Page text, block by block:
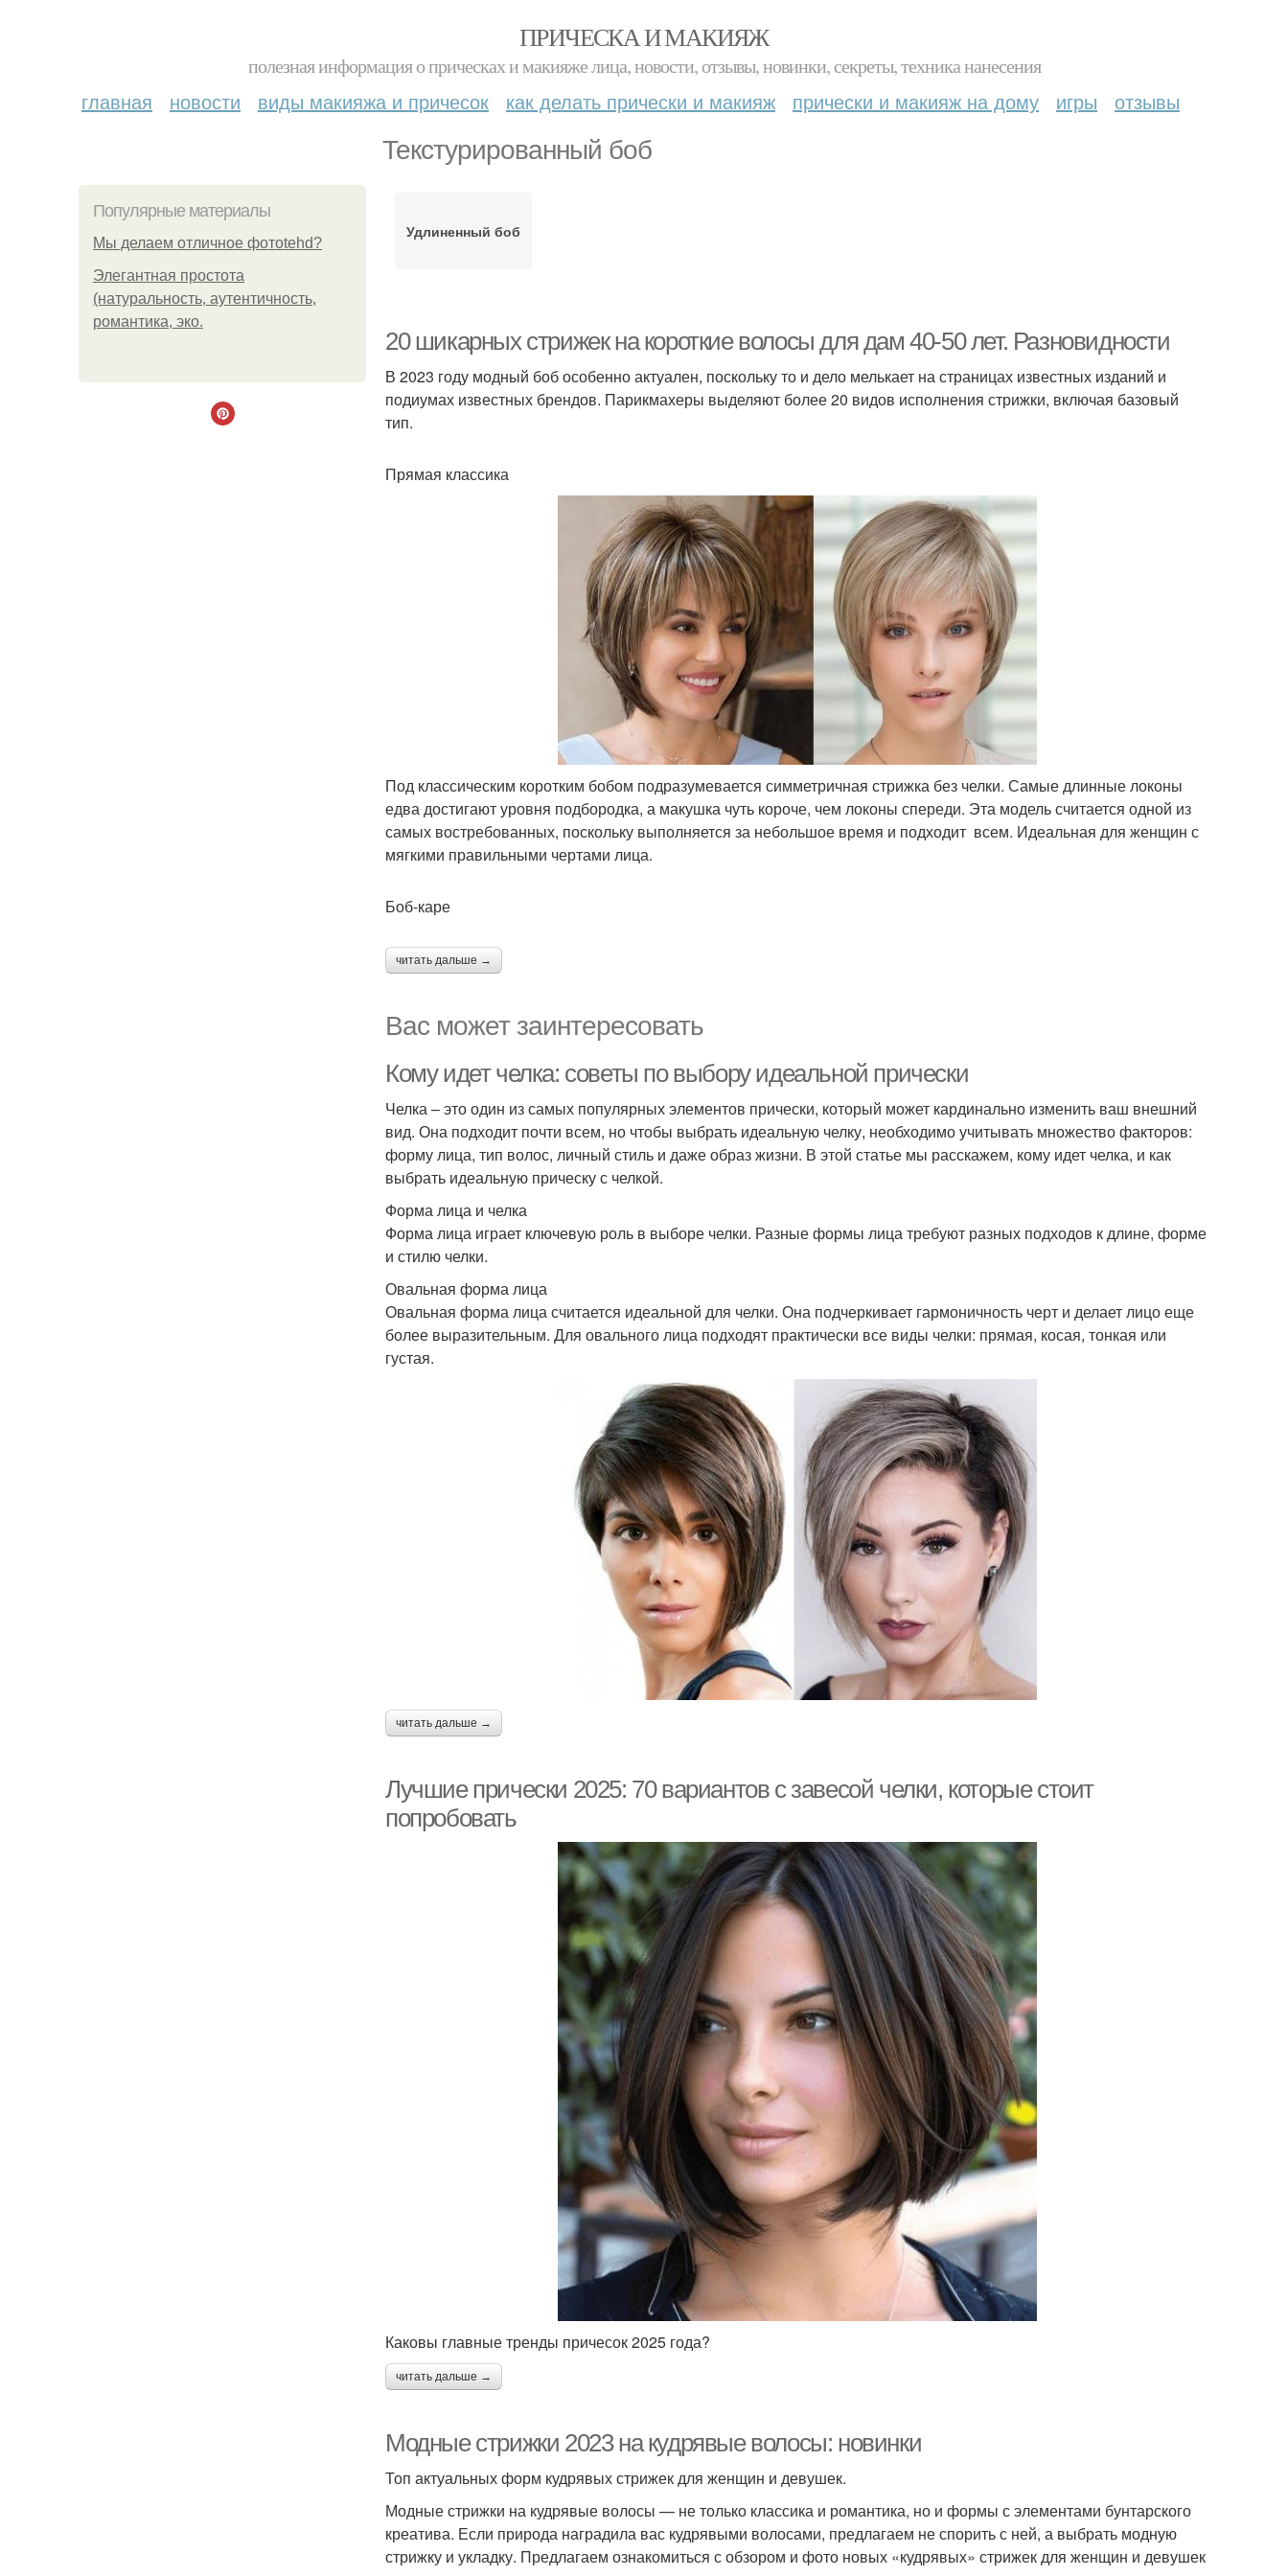
ПРИЧЕСКА И МАКИЯЖ
полезная информация о прическах и макияже лица, новости, отзывы, новинки, секреты, техника нанесения
главная новости виды макияжа и причесок как делать прически и макияж прически и макияж на дому игры отзывы
Текстурированный боб
Популярные материалы
Мы делаем отличное фотоtehd?
Элегантная простота
(натуральность, аутентичность,
романтика, эко.
Удлиненный боб
20 шикарных стрижек на короткие волосы для дам 40-50 лет. Разновидности
В 2023 году модный боб особенно актуален, поскольку то и дело мелькает на страницах известных изданий и
подиумах известных брендов. Парикмахеры выделяют более 20 видов исполнения стрижки, включая базовый
тип.
Прямая классика
Под классическим коротким бобом подразумевается симметричная стрижка без челки. Самые длинные локоны
едва достигают уровня подбородка, а макушка чуть короче, чем локоны спереди. Эта модель считается одной из
самых востребованных, поскольку выполняется за небольшое время и подходит всем. Идеальная для женщин с
мягкими правильными чертами лица.
Боб-каре
читать дальше →
Вас может заинтересовать
Кому идет челка: советы по выбору идеальной прически
Челка – это один из самых популярных элементов прически, который может кардинально изменить ваш внешний
вид. Она подходит почти всем, но чтобы выбрать идеальную челку, необходимо учитывать множество факторов:
форму лица, тип волос, личный стиль и даже образ жизни. В этой статье мы расскажем, кому идет челка, и как
выбрать идеальную прическу с челкой.
Форма лица и челка
Форма лица играет ключевую роль в выборе челки. Разные формы лица требуют разных подходов к длине, форме
и стилю челки.
Овальная форма лица
Овальная форма лица считается идеальной для челки. Она подчеркивает гармоничность черт и делает лицо еще
более выразительным. Для овального лица подходят практически все виды челки: прямая, косая, тонкая или
густая.
читать дальше →
Лучшие прически 2025: 70 вариантов с завесой челки, которые стоит
попробовать
Каковы главные тренды причесок 2025 года?
читать дальше →
Модные стрижки 2023 на кудрявые волосы: новинки
Топ актуальных форм кудрявых стрижек для женщин и девушек.
Модные стрижки на кудрявые волосы — не только классика и романтика, но и формы с элементами бунтарского
креатива. Если природа наградила вас кудрявыми волосами, предлагаем не спорить с ней, а выбрать модную
стрижку и укладку.⁣⁣ Предлагаем ознакомиться с обзором и фото новых «кудрявых» стрижек для женщин и девушек